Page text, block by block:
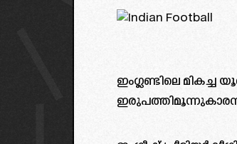
ഇംഗ്ലണ്ടിലെ